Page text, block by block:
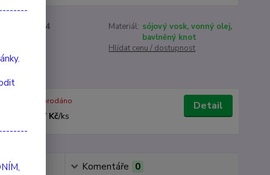
2024 Materiál: sójový vosk, vonný olej,
bavlněný knot
Hlídat cenu / dostupnost
347 Kč/ks
Vyprodáno Detail
Komentáře 0